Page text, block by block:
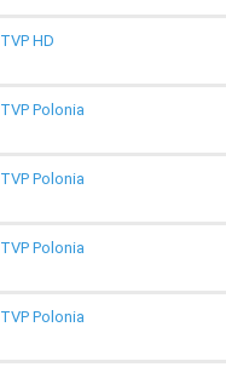
TVP HD
TVP Polonia
TVP Polonia
TVP Polonia
TVP Polonia